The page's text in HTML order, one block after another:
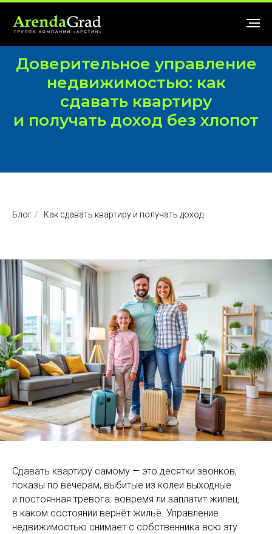
Доверительное управление
недвижимостью: как
сдавать квартиру
и получать доход без хлопот
Блог / Как сдавать квартиру и получать доход
Сдавать квартиру самому — это десятки звонков,
показы по вечерам, выбитые из колеи выходные
и постоянная тревога: вовремя ли заплатит жилец,
в каком состоянии вернёт жильё. Управление
недвижимостью снимает с собственника всю эту